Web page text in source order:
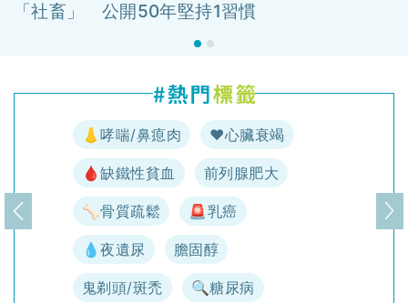
「社畜」 公開50年堅持1習慣
👃哮喘/鼻瘜肉 ♥️心臟衰竭
🩸缺鐵性貧血 前列腺肥大
🦴骨質疏鬆 🚨乳癌
💧夜遺尿 膽固醇
鬼剃頭/斑禿 🔍糖尿病
上一頁 下